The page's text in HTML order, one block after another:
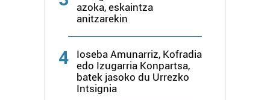
azoka, eskaintza
anitzarekin
4
Ioseba Amunarriz, Kofradia
edo Izugarria Konpartsa,
batek jasoko du Urrezko
Intsignia